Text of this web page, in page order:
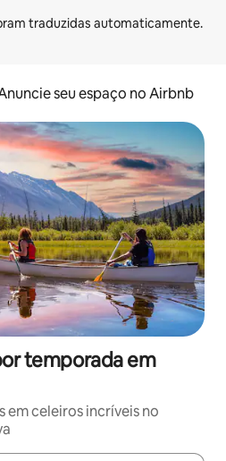
seu espaço no Airbnb
temporada em
celeiros incríveis no